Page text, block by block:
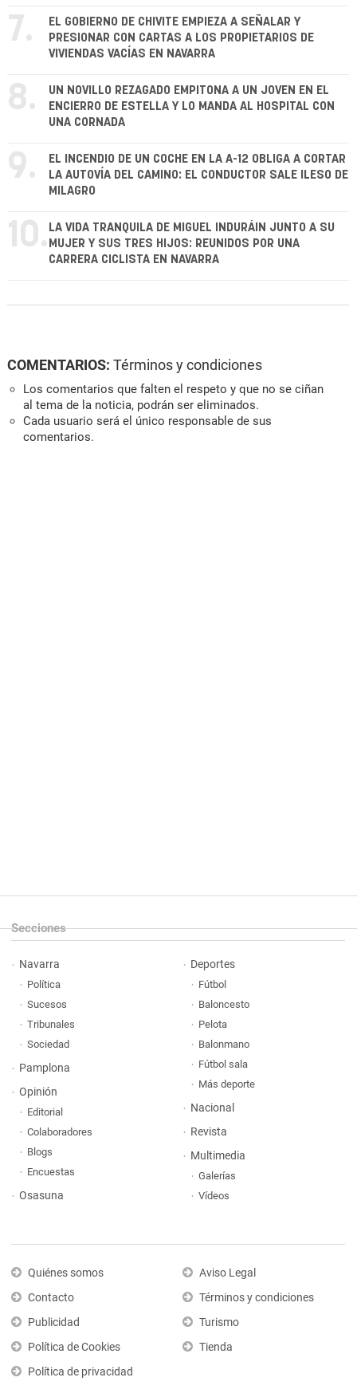
7.
EL GOBIERNO DE CHIVITE EMPIEZA A SEÑALAR Y
PRESIONAR CON CARTAS A LOS PROPIETARIOS DE
VIVIENDAS VACÍAS EN NAVARRA
8.
UN NOVILLO REZAGADO EMPITONA A UN JOVEN EN EL
ENCIERRO DE ESTELLA Y LO MANDA AL HOSPITAL CON
UNA CORNADA
9.
EL INCENDIO DE UN COCHE EN LA A-12 OBLIGA A CORTAR
LA AUTOVÍA DEL CAMINO: EL CONDUCTOR SALE ILESO DE
MILAGRO
10. LA VIDA TRANQUILA DE MIGUEL INDURÁIN JUNTO A SU
MUJER Y SUS TRES HIJOS: REUNIDOS POR UNA
CARRERA CICLISTA EN NAVARRA
COMENTARIOS: Términos y condiciones
Los comentarios que falten el respeto y que no se ciñan
al tema de la noticia, podrán ser eliminados.
Cada usuario será el único responsable de sus
comentarios.
Secciones
Navarra
Política
Sucesos
Tribunales
Sociedad
Pamplona
Opinión
Editorial
Colaboradores
Blogs
Encuestas
Osasuna
Deportes
Fútbol
Baloncesto
Pelota
Balonmano
Fútbol sala
Más deporte
Nacional
Revista
Multimedia
Galerías
Vídeos
Quiénes somos
Contacto
Publicidad
Política de Cookies
Política de privacidad
Aviso Legal
Términos y condiciones
Turismo
Tienda